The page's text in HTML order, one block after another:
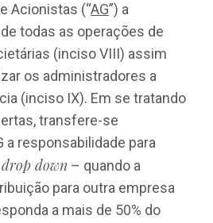
Acionistas (“AG”) a
todas as operações de
(inciso VIII) assim
os administradores a
(inciso IX). Em se tratando
transfere-se
a responsabilidade para
drop down– quando a
para outra empresa
a mais de 50% do